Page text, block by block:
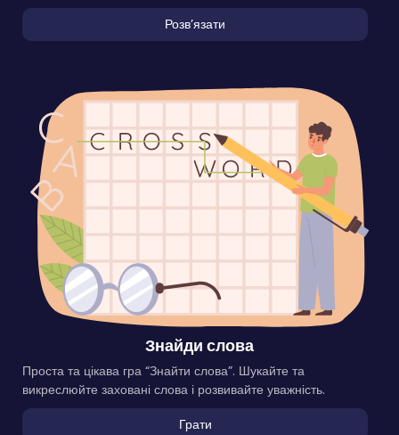
Розвʼязати
Знайди слова
Проста та цікава гра “Знайти слова”. Шукайте та
викреслюйте заховані слова і розвивайте уважність.
Грати